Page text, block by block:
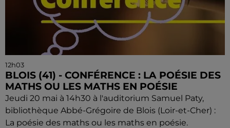
12h03
BLOIS (41) - CONFÉRENCE : LA POÉSIE DES
MATHS OU LES MATHS EN POÉSIE
Jeudi 20 mai à 14h30 à l'auditorium Samuel Paty,
bibliothèque Abbé-Grégoire de Blois (Loir-et-Cher) :
La poésie des maths ou les maths en poésie.